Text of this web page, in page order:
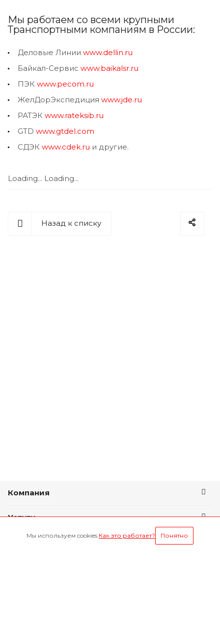
Мы работаем со всеми крупными
Транспортными компаниям в России:
Деловые Линии www.dellin.ru
Байкал-Сервис www.baikalsr.ru
ПЭК www.pecom.ru
ЖелДорЭкспедиция www.jde.ru
РАТЭК www.rateksib.ru
GTD www.gtdel.com
СДЭК www.cdek.ru и другие.
Loading... Loading...
Назад к списку
Компания
Услуги
Условия оплаты
Мы используем cookies.Как это работает? Понятно